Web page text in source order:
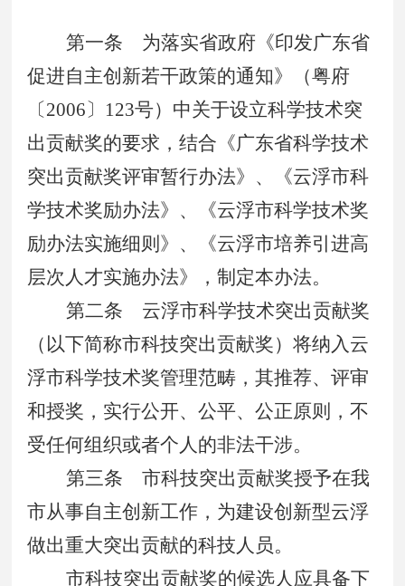
第一条
为落实省政府《印发广东省
促进自主创新若干政策的通知》（粤府
〔2006〕 123号）中关于设立科学技术突
出贡献奖的要求，结合《广东省科学技术
突出贡献奖评审暂行办法》、《云浮市科
学技术奖励办法》、《云浮市科学技术奖
励办法实施细则》、《云浮市培养引进高
层次人才实施办法》，制定本办法。
第二条
云浮市科学技术突出贡献奖
（以下简称市科技突出贡献奖）将纳入云
浮市科学技术奖管理范畴，其推荐、评审
和授奖，实行公开、公平、公正原则，不
受任何组织或者个人的非法干涉。
第三条
市科技突出贡献奖授予在我
市从事自主创新工作，为建设创新型云浮
做出重大突出贡献的科技人员。
市科技突出贡献奖的候选人应具备下